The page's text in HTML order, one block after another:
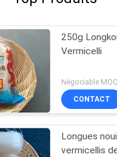
250g
Vermicelli
Négociable
CONTACT
Longues
vermicellis